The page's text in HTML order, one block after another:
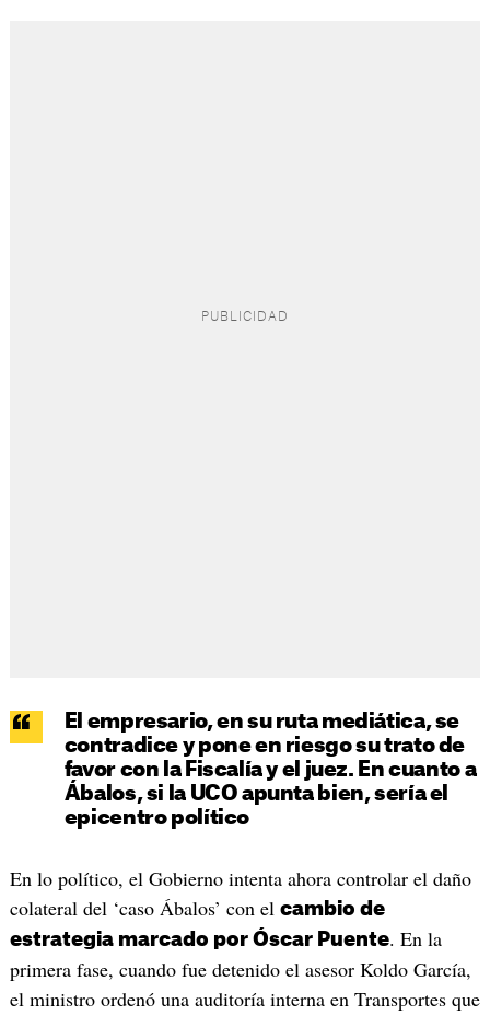
El empresario, en su ruta mediática, se
contradice y pone en riesgo su trato de
favor con la Fiscalía y el juez. En cuanto a
Ábalos, si la UCO apunta bien, sería el
epicentro político
En lo político, el Gobierno intenta ahora controlar el daño
colateral del ‘caso Ábalos’ con el cambio de
estrategia marcado por Óscar Puente. En la
primera fase, cuando fue detenido el asesor Koldo García,
el ministro ordenó una auditoría interna en Transportes que